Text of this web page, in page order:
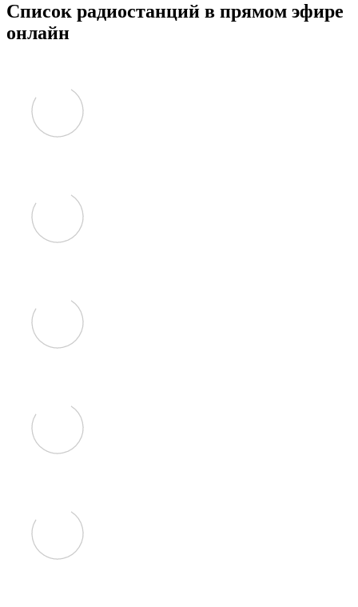
Список радиостанций в прямом эфире
онлайн